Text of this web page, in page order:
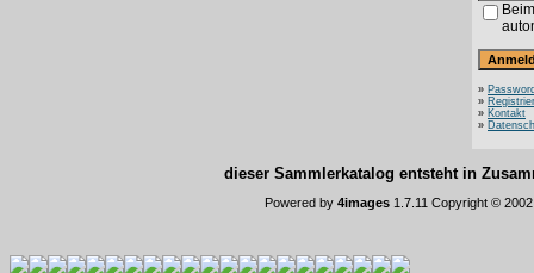
»
»
» Kontakt
»
dieser Sammlerkatalog entsteht in
Powered by 4images 1.7.11 Copyright ©